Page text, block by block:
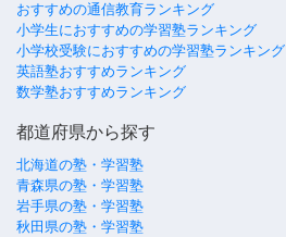
おすすめの通信教育ランキング
小学生におすすめの学習塾ランキング
小学校受験におすすめの学習塾ランキング
英語塾おすすめランキング
数学塾おすすめランキング
都道府県から探す
北海道の塾・学習塾
青森県の塾・学習塾
岩手県の塾・学習塾
秋田県の塾・学習塾